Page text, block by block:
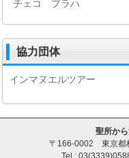
チェコ プラハ
協力団体
インマヌエルツアー
聖所か
〒166-0002 東京都
Tel :